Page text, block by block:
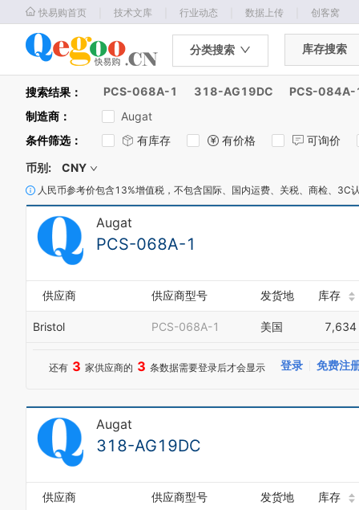
快易购首页 技术文库 行业动态 数据上传 创客窝
分类搜索 库存搜索
搜索结果： PCS-068A-1 318-AG19DC
PCS-084A-
制造商 ：
Augat
条件筛选： 有库存 有价格
可询价
币别:
CNY
人民币参考价包含13%增值税，不包含国际、国内运费、关税、商检、3C
Augat
PCS-068A-1
供应商 供应商型号 发货地 库存
Bristol PCS-068A-1 美国 7,634
还有 3 家供应商的 3 条数据需要登录后才会显示 登录 免费注
Augat
318-AG19DC
供应商 供应商型号 发货地 库存